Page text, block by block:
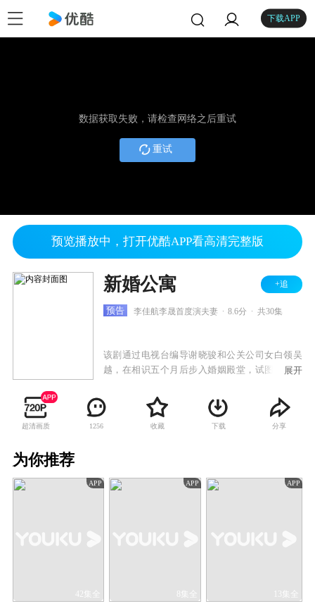
下载APP
数据获取失败，请检查网络之后重试
重试
预览播放中，打开优酷APP看高清完整版
新婚公寓 +追
预告 李佳航李晟首度演夫妻 8.6分 共30集
该剧通过电视台编导谢晓骏和公关公司女白领吴
越，在相识五个月后步入婚姻殿堂，试图寻找婚
晓骏和吴越发现婚姻并不是他们想象的样子，他
们每天都会遇到新问题，遭遇新的考验。在日常
琐事中，他们不仅要慢慢摸索婚姻之道，还要一
为看似简单的问题引起一些争执……
展开
超清画质 1256 收藏 下载 分享
为你推荐
APP
42集全
APP
8集全
APP
13集全